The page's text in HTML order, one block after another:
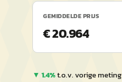
GEMIDDELDE PRIJS
€ 20.964
▼ 1.4%t.o.v. vorige meting